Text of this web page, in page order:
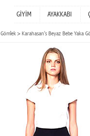
GİYİM AYAKKABI
Gömlek Karahasan‘s Beyaz Bebe Yaka